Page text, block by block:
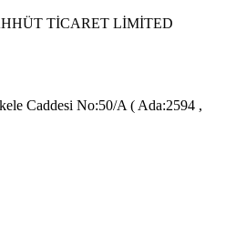
TİCARET LİMİTED
Caddesi No:50/A ( Ada:2594 ,